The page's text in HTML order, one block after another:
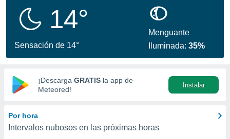
calidad.
a este
las
y
digital
basada
14°
Sensación de 14°
Menguante
Iluminada:35%
¡Descarga GRATIS la app de
Meteored!
Instalar
Por hora
Intervalos nubosos en las próximas horas